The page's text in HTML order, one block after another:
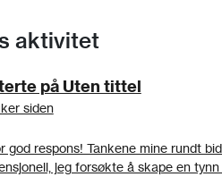
aktivitet
på Uten tittel
siden
god respons! Tankene mine rundt
jeg forsøkte å skape en